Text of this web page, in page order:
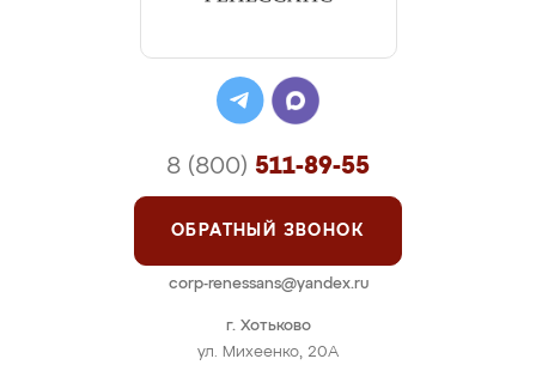
г. Хотьково
ул. Михеенко, 20А
8 (800) 511-89-55
ОБРАТНЫЙ ЗВОНОК
corp-renessans@yandex.ru